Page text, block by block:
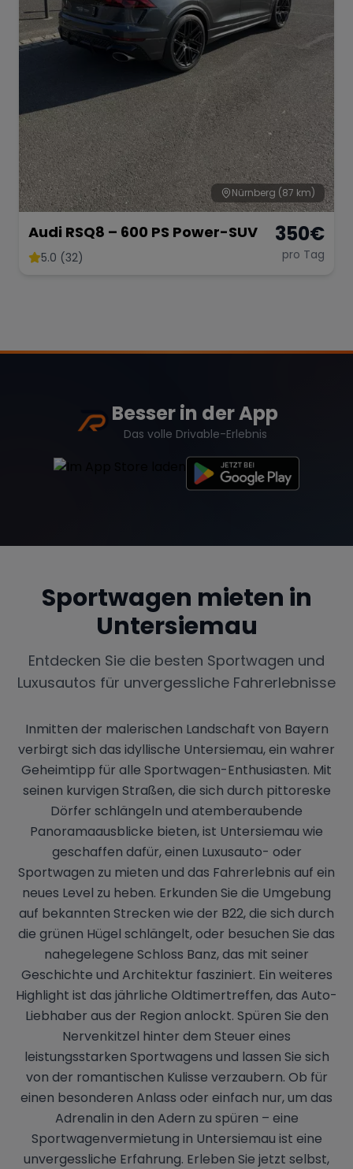
Nürnberg (87 km)
Audi RSQ8 – 600 PS Power-SUV
5.0 (32)
350€
pro Tag
Besser in der App
Das volle Drivable-Erlebnis
Sportwagen mieten in
Untersiemau
Entdecken Sie die besten Sportwagen und
Luxusautos für unvergessliche Fahrerlebnisse
Inmitten der malerischen Landschaft von Bayern
verbirgt sich das idyllische Untersiemau, ein wahrer
Geheimtipp für alle Sportwagen-Enthusiasten. Mit
seinen kurvigen Straßen, die sich durch pittoreske
Dörfer schlängeln und atemberaubende
Panoramaausblicke bieten, ist Untersiemau wie
geschaffen dafür, einen Luxusauto- oder
Sportwagen zu mieten und das Fahrerlebnis auf ein
neues Level zu heben. Erkunden Sie die Umgebung
auf bekannten Strecken wie der B22, die sich durch
die grünen Hügel schlängelt, oder besuchen Sie das
nahegelegene Schloss Banz, das mit seiner
Geschichte und Architektur fasziniert. Ein weiteres
Highlight ist das jährliche Oldtimertreffen, das Auto-
Liebhaber aus der Region anlockt. Spüren Sie den
Nervenkitzel hinter dem Steuer eines
leistungsstarken Sportwagens und lassen Sie sich
von der romantischen Kulisse verzaubern. Ob für
einen besonderen Anlass oder einfach nur, um das
Adrenalin in den Adern zu spüren – eine
Sportwagenvermietung in Untersiemau ist eine
unvergessliche Erfahrung. Erleben Sie jetzt selbst,